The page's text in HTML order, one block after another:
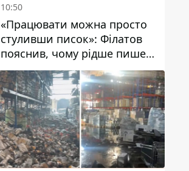
10:50
«Працювати можна просто
стуливши писок»: Філатов
пояснив, чому рідше пише у
соцмережах та
розкритикував медійність
чиновників